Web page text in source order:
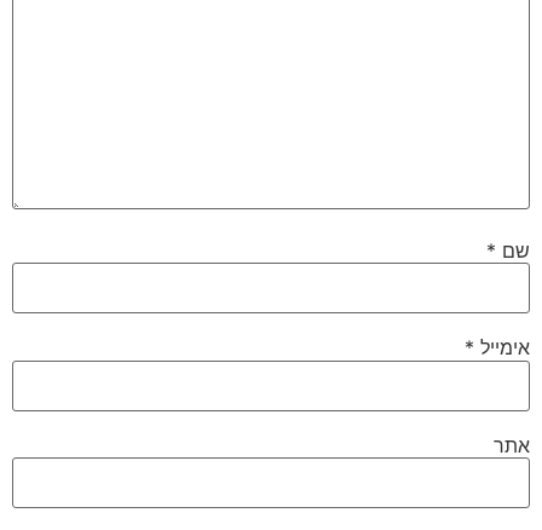
שם *
אימייל *
אתר